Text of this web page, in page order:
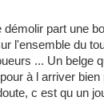
part une
l'ensemble du
... Un belge
à l arriver bien
c est qu un